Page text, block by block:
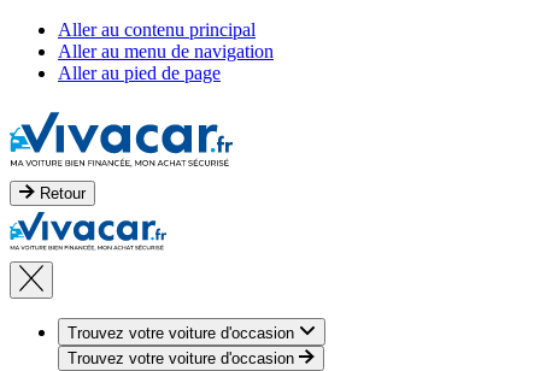
Aller au contenu principal
Aller au menu de navigation
Aller au pied de page
Retour
Trouvez votre voiture d'occasion
Trouvez votre voiture d'occasion